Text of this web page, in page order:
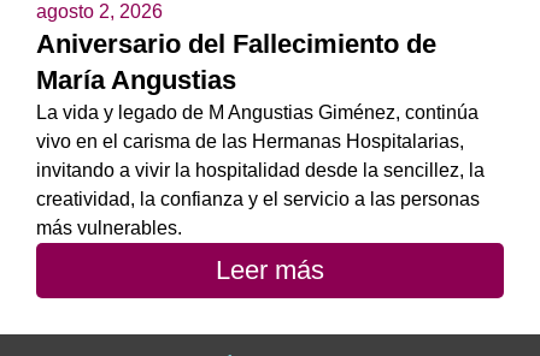
agosto 2, 2026
Aniversario del Fallecimiento de
María Angustias
La vida y legado de M Angustias Giménez, continúa
vivo en el carisma de las Hermanas Hospitalarias,
invitando a vivir la hospitalidad desde la sencillez, la
creatividad, la confianza y el servicio a las personas
más vulnerables.
Leer más